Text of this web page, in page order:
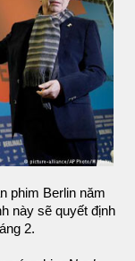
phim Berlin năm
này sẽ quyết định
2.